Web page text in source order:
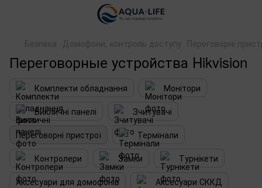
Безпека Домофони, контроль доступу Переговорні
Переговорные устройства Hikvision
Комплекти обладнання
Монітори
Викличні панелі
Зчитувачі
Переговорні пристрої
Термінали
Контролери
Замки
Турнікети
Аксесуари для домофонів
Аксесуари СККД